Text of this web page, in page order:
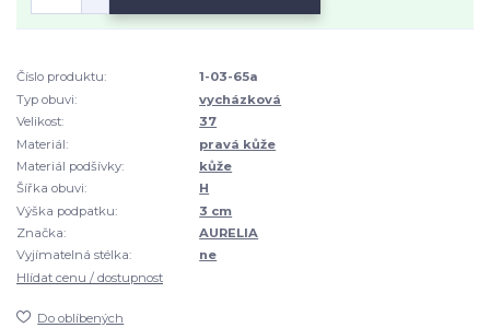
Číslo produktu:
1-03-65a
Typ obuvi:
vycházková
Velikost:
37
Materiál:
pravá kůže
Materiál podšívky:
kůže
Šířka obuvi:
H
Výška podpatku:
3 cm
Značka:
AURELIA
Vyjímatelná stélka:
ne
Hlídat cenu / dostupnost
Do oblíbených